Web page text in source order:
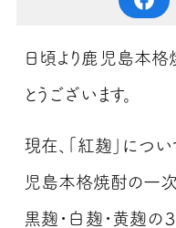
日頃より鹿児島本格
とうございます。
現在、「紅麹」につ
児島本格焼酎の一次
黒麹・白麹・黄麹の